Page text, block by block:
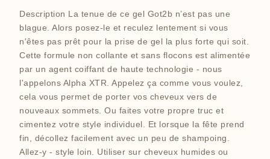
Description La tenue de ce gel Got2b n’est pas une
blague. Alors posez-le et reculez lentement si vous
n'êtes pas prêt pour la prise de gel la plus forte qui soit.
Cette formule non collante et sans flocons est alimentée
par un agent coiffant de haute technologie - nous
l'appelons Alpha XTR. Appelez ça comme vous voulez,
cela vous permet de porter vos cheveux vers de
nouveaux sommets. Ou faites votre propre truc et
cimentez votre style individuel. Et lorsque la fête prend
fin, décollez facilement avec un peu de shampoing.
Allez-y - style loin. Utiliser sur cheveux humides ou